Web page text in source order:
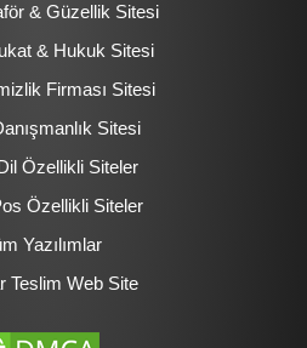
& Güzellik Sitesi
& Hukuk Sitesi
Firması Sitesi
Sitesi
Özellikli Siteler
Özellikli Siteler
Yazılımlar
Teslim Web Site